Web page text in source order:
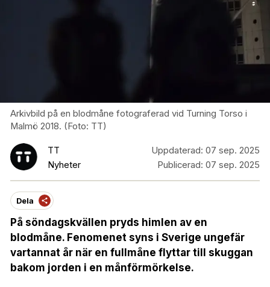
Arkivbild på en blodmåne fotograferad vid Turning Torso i
Malmö 2018. (Foto: TT)
TT
Nyheter
Uppdaterad: 07 sep. 2025
Publicerad: 07 sep. 2025
Dela
På söndagskvällen pryds himlen av en
blodmåne. Fenomenet syns i Sverige ungefär
vartannat år när en fullmåne flyttar till skuggan
bakom jorden i en månförmörkelse.